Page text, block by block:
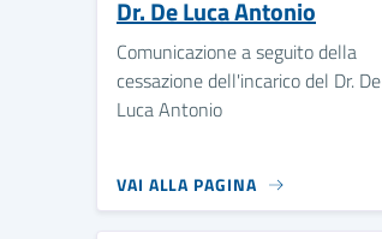
Dr. De Luca Antonio
Comunicazione a seguito della
cessazione dell'incarico del Dr. De
Luca Antonio
VAI ALLA PAGINA